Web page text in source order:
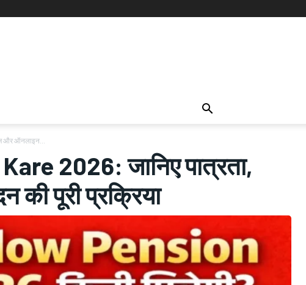
और ऑनलाइन...
2026: जानिए पात्रता,
पूरी प्रक्रिया